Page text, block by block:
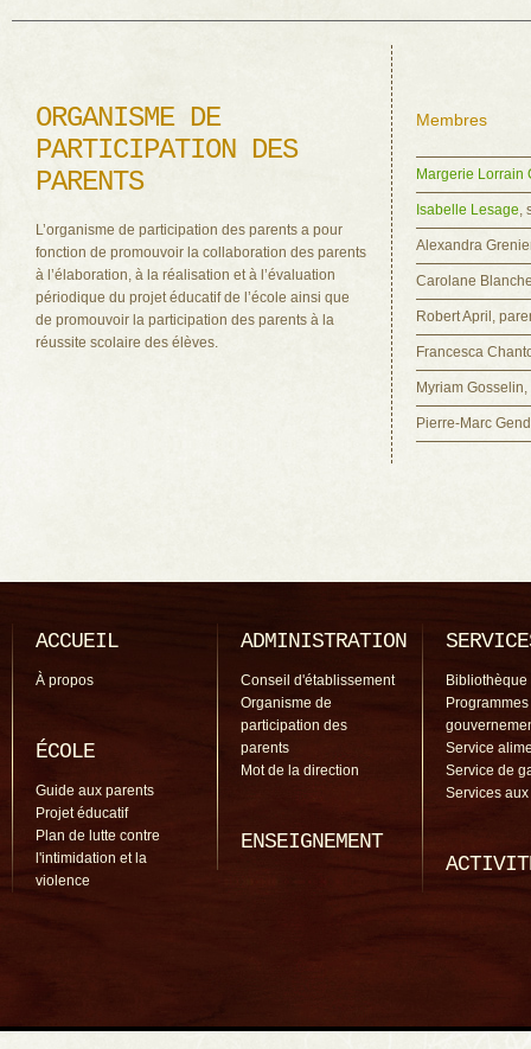
ORGANISME DE
PARTICIPATION DES
PARENTS
L’organisme de participation des parents a pour
fonction de promouvoir la collaboration des parents
à l’élaboration, à la réalisation et à l’évaluation
périodique du projet éducatif de l’école ainsi que
de promouvoir la participation des parents à la
réussite scolaire des élèves.
Membres
Margerie Lorrain
Isabelle Lesage,
Alexandra
Carolane
Robert April,
Francesca
Myriam
Pierre-Marc
ACCUEIL
À propos
ÉCOLE
Guide aux parents
Projet éducatif
Plan de lutte contre
l'intimidation et la
violence
ADMINISTRATION
Conseil d'établissement
Organisme de
participation des
parents
Mot de la direction
ENSEIGNEMENT
Bibliothèque
Programmes
Service
Service de
Services